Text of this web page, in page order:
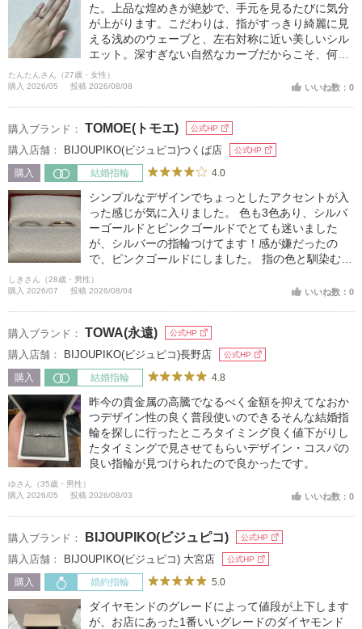
た。上品な煌めきが絶妙で、手元を見るたびに気分
が上がります。こだわりは、指がすっきり綺麗に見
える浅めのウェーブと、左右対称に近い美しいシル
エット。深すぎない自然なカーブだからこそ、何年
経ってもずっと愛せるお気に入りの指輪になると嬉
しいです。
たんたんさん（27歳・女性）
購入 2026/05
投稿 2026/08/08 いいね数：0
購入ブランド： TOMOE(トモエ) 公式HP
購入店舗： BIJOUPIKO(ビジュピコ)つくば店 公式HP
購入 結婚指輪 4.0
シンプルなデザインでちょっとしたアクセントが入
った感じが気に入りました。 色も3色あり、シルバ
ーゴールドとピンクゴールドでとても迷いました
が、シルバーの指輪つけてます！感が嫌だったの
で、ピンクゴールドにしました。 指の色と馴染むの
でそんなに主張することなくつけれるので気に入っ
ています。
しきさん（28歳・男性）
購入 2026/07
投稿 2026/08/04 いいね数：0
購入ブランド： TOWA(永遠) 公式HP
購入店舗： BIJOUPIKO(ビジュピコ)長野店 公式HP
購入 結婚指輪 4.8
昨今の貴金属の高騰でなるべく金額を抑えてなおか
つデザイン性の良く普段使いのできるそんな結婚指
輪を探しに行ったところタイミング良く値下がりし
たタイミングで見させてもらいデザイン・コスパの
良い指輪が見つけられたので良かったです。
ゆさん（35歳・男性）
購入 2026/05
投稿 2026/08/03 いいね数：0
購入ブランド： BIJOUPIKO(ビジュピコ) 公式HP
購入店舗： BIJOUPIKO(ビジュピコ) 大宮店 公式HP
購入 婚約指輪 5.0
ダイヤモンドのグレードによって値段が上下します
が、お店にあった1番いいグレードのダイヤモンド